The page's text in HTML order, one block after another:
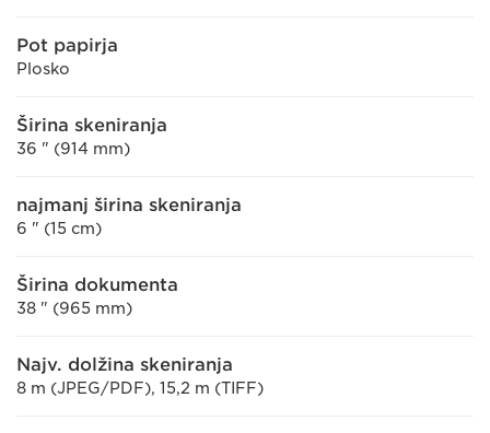
Pot papirja
Plosko
Širina skeniranja
36 " (914 mm)
najmanj širina skeniranja
6 " (15 cm)
Širina dokumenta
38 " (965 mm)
Najv. dolžina skeniranja
8 m (JPEG/PDF), 15,2 m (TIFF)